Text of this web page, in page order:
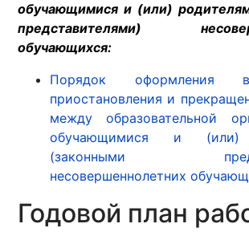
обучающимися и (или)
представителями)
обучающихся:
Порядок оформления
приостановления и
между образовательной
обучающимися и (или)
(законными
несовершеннолетних
Годовой план